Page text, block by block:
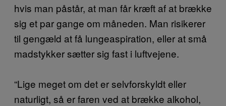
hvis man påstår, at man får kræft af at brække
sig et par gange om måneden. Man risikerer
til gengæld at få lungeaspiration, eller at små
madstykker sætter sig fast i luftvejene.
“Lige meget om det er selvforskyldt eller
naturligt, så er faren ved at brække alkohol,